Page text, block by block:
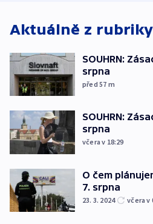
Aktuálně z rubriky
SOUHRN:
srpna
před 57 m
SOUHRN:
srpna
včera v 18:29
O čem
7. srpna
23. 3. 2024 včera v